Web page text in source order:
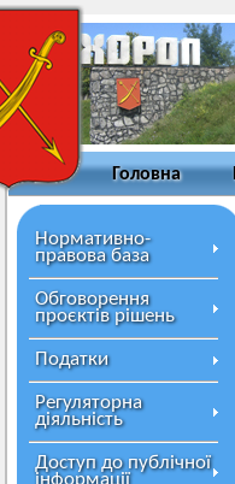
Головна
Нормативно-
правова база
Обговорення
проєктів рішень
Податки
Регуляторна
діяльність
Доступ до публічної
інформації